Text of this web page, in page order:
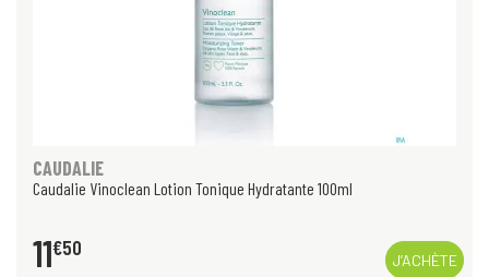
CAUDALIE
Caudalie Vinoclean Lotion Tonique Hydratante 100ml
11€50
J’ACHÈTE